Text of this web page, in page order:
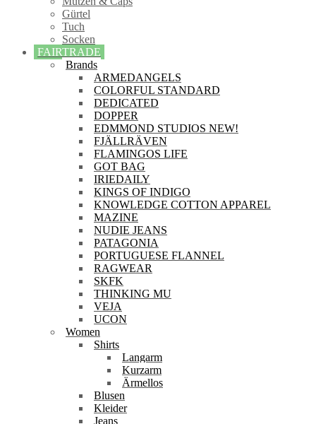
Gürtel
Tuch
Socken
FAIRTRADE
Brands
ARMEDANGELS
COLORFUL STANDARD
DEDICATED
DOPPER
EDMMOND STUDIOS NEW!
FJÄLLRÄVEN
FLAMINGOS LIFE
GOT BAG
IRIEDAILY
KINGS OF INDIGO
KNOWLEDGE COTTON APPAREL
MAZINE
NUDIE JEANS
PATAGONIA
PORTUGUESE FLANNEL
RAGWEAR
SKFK
THINKING MU
VEJA
UCON
Women
Shirts
Langarm
Kurzarm
Ärmellos
Blusen
Kleider
Jeans